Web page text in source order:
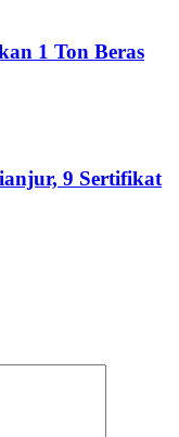
1 Ton Beras
9 Sertifikat